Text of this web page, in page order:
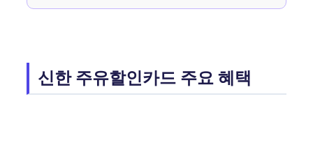
신한 주유할인카드 주요 혜택